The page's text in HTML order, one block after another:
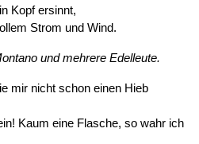
Kopf ersinnt,
Strom und Wind.
und mehrere Edelleute.
mir nicht schon einen Hieb
Kaum eine Flasche, so wahr ich